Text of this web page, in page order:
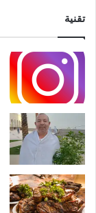
تقنية